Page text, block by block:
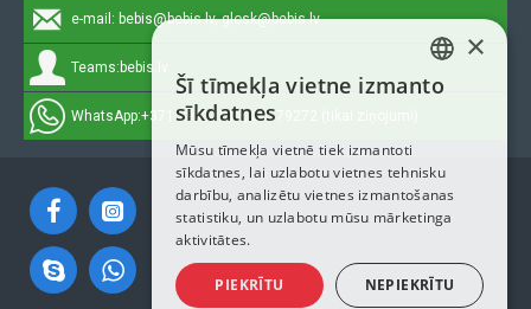
e-mail: bebis@bebis.lv, glosk@bebis.lv
Teams: bebis.lv
WhatsApp:+371 29511512, 20579272 (tikai ziņojumi)
LATVIAN
ENGLISH
×
Šī tīmekļa vietne izmanto
sīkdatnes
Mūsu tīmekļa vietnē tiek izmantoti
sīkdatnes, lai uzlabotu vietnes tehnisku
darbību, analizētu vietnes izmantošanas
statistiku, un uzlabotu mūsu mārketinga
aktivitātes.
PIEKRĪTU NEPIEKRĪTU